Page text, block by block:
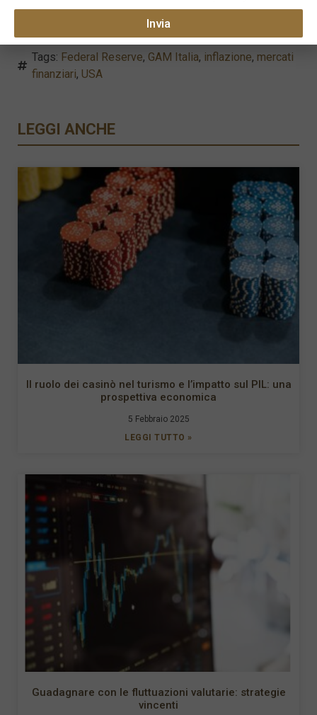
Tags: Federal Reserve, GAM Italia, inflazione, mercati
finanziari, USA
LEGGI ANCHE
Il ruolo dei casinò nel turismo e l’impatto sul PIL: una
prospettiva economica
5 Febbraio 2025
LEGGI TUTTO »
Guadagnare con le fluttuazioni valutarie: strategie
vincenti
Invia